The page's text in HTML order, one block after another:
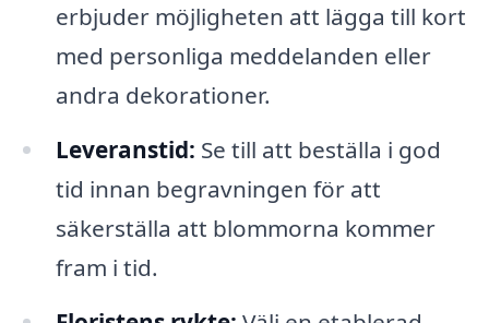
erbjuder möjligheten att lägga till kort
med personliga meddelanden eller
andra dekorationer.
Leveranstid: Se till att beställa i god
tid innan begravningen för att
säkerställa att blommorna kommer
fram i tid.